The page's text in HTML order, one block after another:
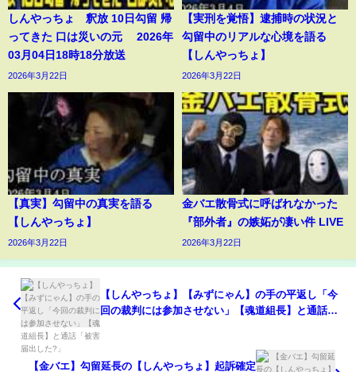
しんやっちょ 釈放 10日勾留 帰
ってきた 口は災いの元 2026年
03月04日18時18分放送
2026年3月22日
【実刑を覚悟】逮捕時の状況と
勾留中のリアルな心境を語る
【しんやっちょ】
2026年3月22日
【真実】勾留中の真実を語る
【しんやっちょ】
2026年3月22日
金バエ散骨式に呼ばれなかった
『部外者』の嫉妬が凄い件 LIVE
2026年3月22日
【しんやっちょ】【みずにゃん】の手の平返し「今
回の裁判には参加させない」【魂道組長】と通話
【金バエ】勾留延長の【しんやっちょ】起訴確定